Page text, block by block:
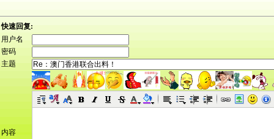
快速回复:
用户名
密码
主题
内容